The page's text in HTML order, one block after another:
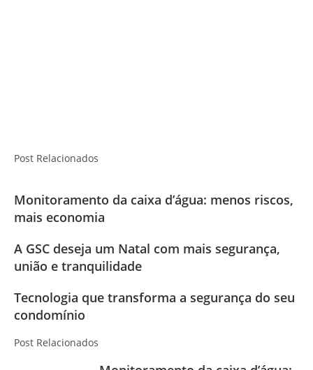
Post Relacionados
Monitoramento da caixa d’água: menos riscos,
mais economia
A GSC deseja um Natal com mais segurança,
união e tranquilidade
Tecnologia que transforma a segurança do seu
condomínio
Post Relacionados